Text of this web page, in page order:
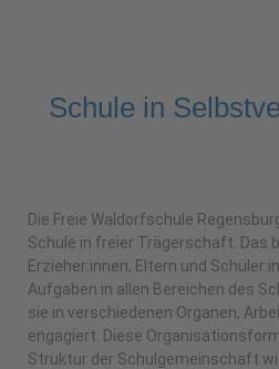
Schule in
Die Freie Waldorfschule
Schule in freier Trägerschaft. Das
Erzieher:innen, Eltern und
Aufgaben in allen Bereichen des
sie in verschiedenen Organen,
engagiert. Diese
Struktur der Schulgemeinschaft